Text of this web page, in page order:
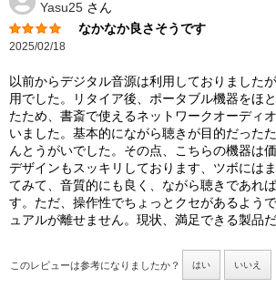
Yasu25 さん
なかなか良さそうです
2025/02/18
以前からデジタル音源は利用しておりました
用でした。リタイア後、ポータブル機器をほ
たため、書斎で使えるネットワークオーディ
いました。基本的にながら聴きが目的だった
んとうがいでした。その点、こちらの機器は
デザインもスッキリしております、ツボには
てみて、音質的にも良く、ながら聴きであれ
す。ただ、操作性でちょっとクセがあるよう
ュアルが離せません。現状、満足できる製品だ
このレビューは参考になりましたか？ はい いいえ